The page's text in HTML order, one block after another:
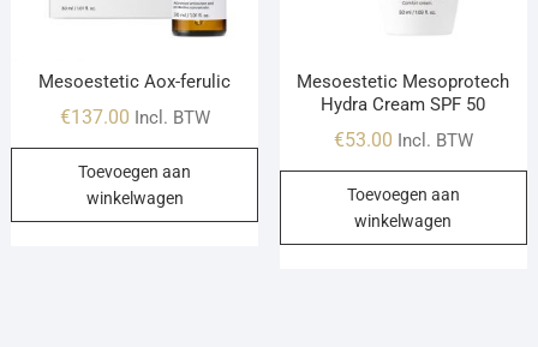
Mesoestetic Aox-ferulic
€137.00 Incl. BTW
Toevoegen aan
winkelwagen
Mesoestetic Mesoprotech
Hydra Cream SPF 50
€53.00 Incl. BTW
Toevoegen aan
winkelwagen